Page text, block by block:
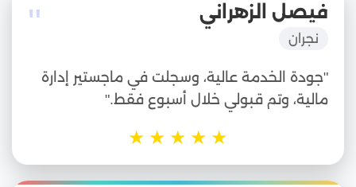
" فيصل الزهراني
نجران
"جودة الخدمة عالية، وسجلت في ماجستير إدارة
مالية، وتم قبولي خلال أسبوع فقط."
★
★
★
★
★